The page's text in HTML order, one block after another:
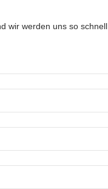
wir werden uns so